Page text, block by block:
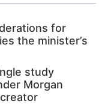
for
the minister’s
study
Morgan